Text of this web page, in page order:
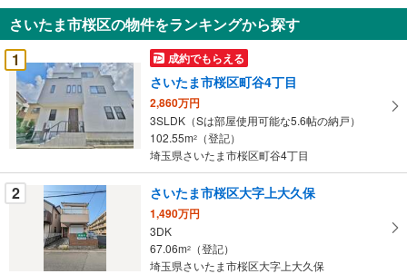
知
を
受
け
取
る
・
条
件
を
さいたま市桜区の物件をランキングから探す
1
成約でもらえる
さいたま市桜区町谷4丁目
2,860万円
3SLDK（Sは部屋使用可能な5.6帖の納戸）
102.55m2
（登記）
埼玉県さいたま市桜区町谷4丁目
2 さいたま市桜区大字上大久保
1,490万円
3DK
67.06m2
（登記）
埼玉県さいたま市桜区大字上大久保